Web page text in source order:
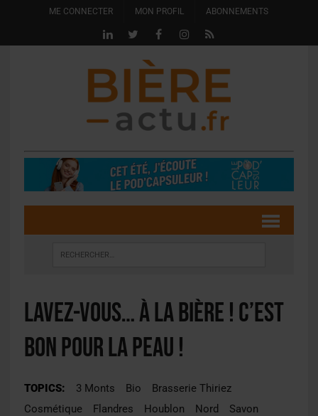
ME CONNECTER MON PROFIL ABONNEMENTS
lavez-vous… à la bière ! C’est
bon pour la peau !
TOPICS: 3 Monts Bio
Brasserie Thiriez
Cosmétique
Flandres Houblon Nord Savon